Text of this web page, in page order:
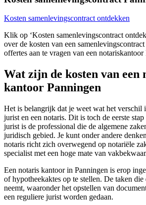
Kosten samenlevingscontract ontdekken
Klik op ‘Kosten samenlevingscontract
over de kosten van een
offertes aan te vragen van een notariskantoor
Wat zijn de kosten van een
kantoor Panningen
Het is belangrijk dat je weet wat het verschil
jurist en een notaris. Dit is toch de eerste
jurist is de professional die de algemene
juridisch gebied. Je kunt onder andere
notaris richt zich overwegend op notariële
specialist met een hoge mate van
Een notaris kantoor in Panningen is erop
of hypotheekaktes op te stellen. De taken die
neemt, waaronder het opstellen van
een reguliere jurist worden gedaan.